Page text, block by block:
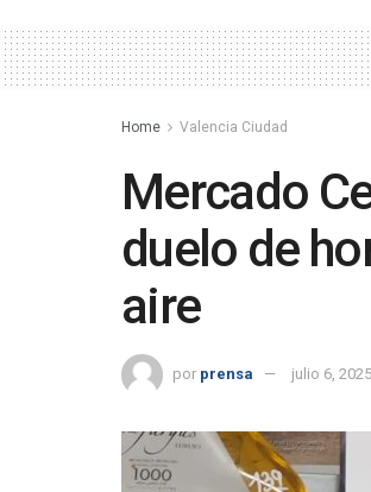
Home Valencia Ciudad
Mercado
duelo de
aire
por prensa julio 6, 2025